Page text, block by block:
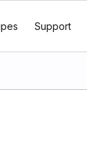
Support